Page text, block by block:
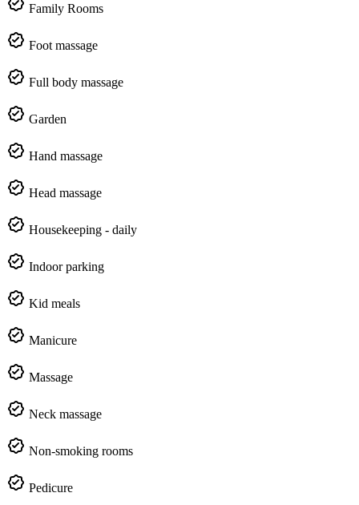
Family Rooms
Foot massage
Full body massage
Garden
Hand massage
Head massage
Housekeeping - daily
Indoor parking
Kid meals
Manicure
Massage
Neck massage
Non-smoking rooms
Pedicure